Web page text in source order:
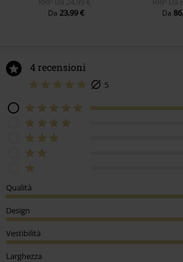
Da 23,99 € Da
4 recensioni
5
Qualità
Design
Vestibilità
Larghezza